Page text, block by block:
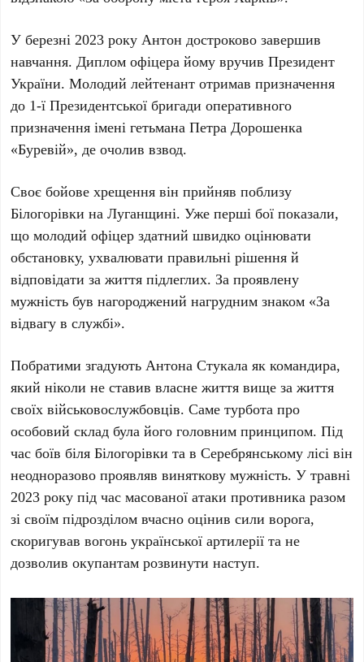
У березні 2023 року Антон достроково завершив
навчання. Диплом офіцера йому вручив Президент
України. Молодий лейтенант отримав призначення
до 1-ї Президентської бригади оперативного
призначення імені гетьмана Петра Дорошенка
«Буревій», де очолив взвод.
Своє бойове хрещення він прийняв поблизу
Білогорівки на Луганщині. Уже перші бої показали,
що молодий офіцер здатний швидко оцінювати
обстановку, ухвалювати правильні рішення й
відповідати за життя підлеглих. За проявлену
мужність був нагороджений нагрудним знаком «За
відвагу в службі».
Побратими згадують Антона Стукала як командира,
який ніколи не ставив власне життя вище за життя
своїх військовослужбовців. Саме турбота про
особовий склад була його головним принципом. Під
час боїв біля Білогорівки та в Серебрянському лісі він
неодноразово проявляв виняткову мужність. У травні
2023 року під час масованої атаки противника разом
зі своїм підрозділом вчасно оцінив сили ворога,
скоригував вогонь української артилерії та не
дозволив окупантам розвинути наступ.